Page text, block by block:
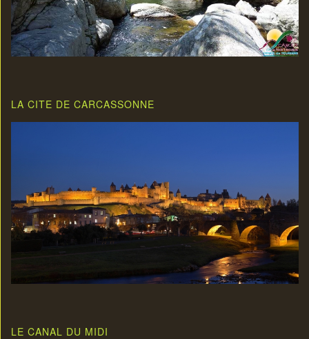
LA CITE DE CARCASSONNE
LE CANAL DU MIDI